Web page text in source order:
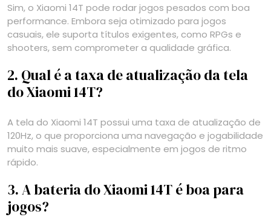
Sim, o Xiaomi 14T pode rodar jogos pesados com boa
performance. Embora seja otimizado para jogos
casuais, ele suporta títulos exigentes, como RPGs e
shooters, sem comprometer a qualidade gráfica.
2. Qual é a taxa de atualização da tela
do Xiaomi 14T?
A tela do Xiaomi 14T possui uma taxa de atualização de
120Hz, o que proporciona uma navegação e jogabilidade
muito mais suave, especialmente em jogos de ritmo
rápido.
3. A bateria do Xiaomi 14T é boa para
jogos?